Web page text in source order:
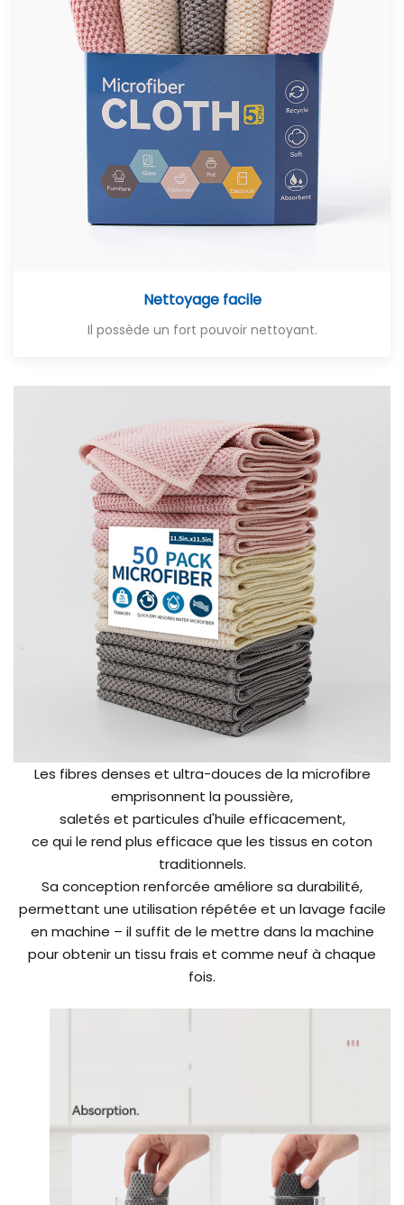
Nettoyage facile
Il possède un fort pouvoir nettoyant.
Les fibres denses et ultra-douces de la microfibre
emprisonnent la poussière,
saletés et particules d'huile efficacement,
ce qui le rend plus efficace que les tissus en coton
traditionnels.
Sa conception renforcée améliore sa durabilité,
permettant une utilisation répétée et un lavage facile
en machine – il suffit de le mettre dans la machine
pour obtenir un tissu frais et comme neuf à chaque
fois.